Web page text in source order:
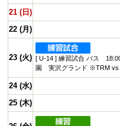
21 (日)
22 (月)
23 (火) [ U-14 ] 練習試合 バス
園 実沢グランド ※TRM vs
24 (水)
25 (木)